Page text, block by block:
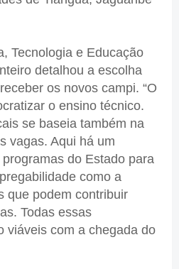
Tecnologia e Educação
detalhou a escolha
os novos campi. “O
o ensino técnico.
se baseia também na
vagas. Aqui há um
do Estado para
como a
que podem contribuir
Todas essas
viáveis com a chegada do